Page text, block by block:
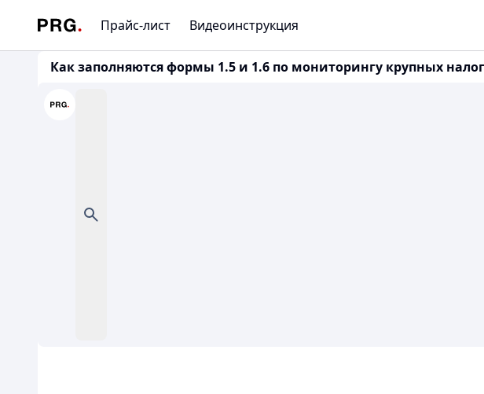
Прайс-лист Видеоинструкция
Как заполняются формы 1.5 и 1.6 по мониторингу крупных